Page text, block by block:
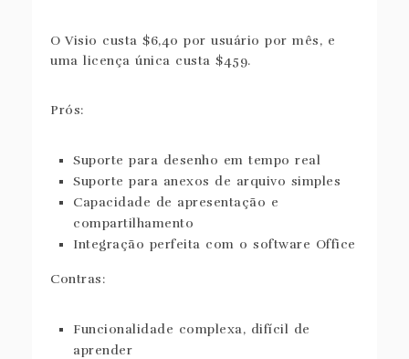
O Visio custa $6,40 por usuário por mês, e
uma licença única custa $459.
Prós:
Suporte para desenho em tempo real
Suporte para anexos de arquivo simples
Capacidade de apresentação e
compartilhamento
Integração perfeita com o software Office
Contras:
Funcionalidade complexa, difícil de
aprender